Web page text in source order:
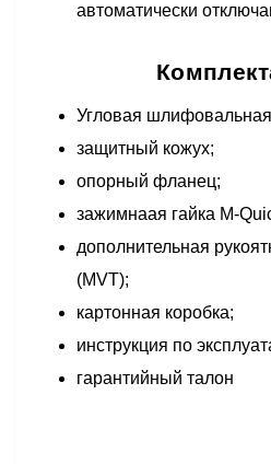
автоматически
Угловая
защитный кожух;
опорный фланец;
зажимнаая гайка M-
дополнительная
(MVT);
картонная коробка;
инструкция по
гарантийный талон